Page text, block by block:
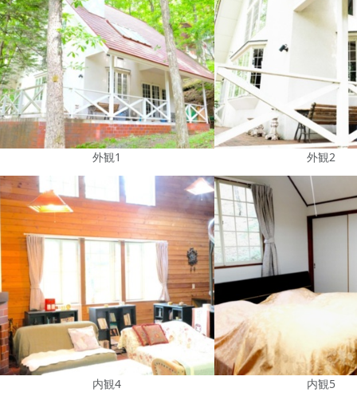
外観1 外観2
内観4 内観5